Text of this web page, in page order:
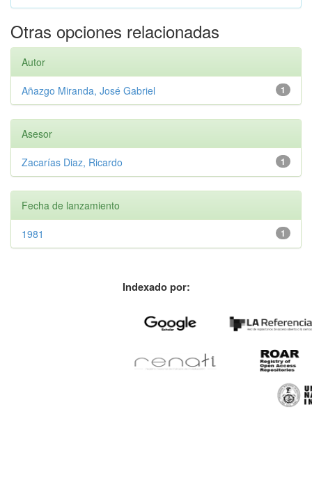
Otras opciones relacionadas
Autor
1
Añazgo Miranda, José Gabriel
Asesor
1
Zacarías Diaz, Ricardo
Fecha de lanzamiento
1
1981
Indexado por: